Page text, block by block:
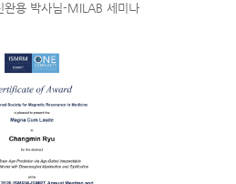
용 박사님-MILAB 세미나